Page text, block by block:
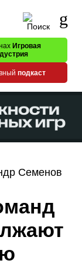
Игровая
подкаст
Семенов